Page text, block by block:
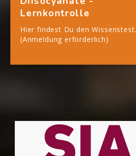
Lernkontrolle
Hier findest Du den Wissenstest.
(Anmeldung erforderlich)
Blöcke
[Cocoon] Custom HTML überspringen